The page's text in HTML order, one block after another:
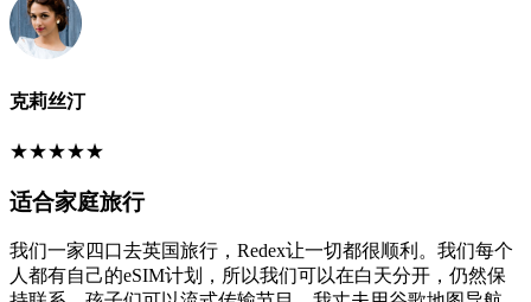
克莉丝汀
★★★★★
适合家庭旅行
我们一家四口去英国旅行，Redex让一切都很顺利。我们每个
人都有自己的eSIM计划，所以我们可以在白天分开，仍然保